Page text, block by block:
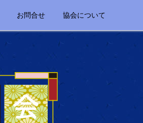
お問合せ 協会について